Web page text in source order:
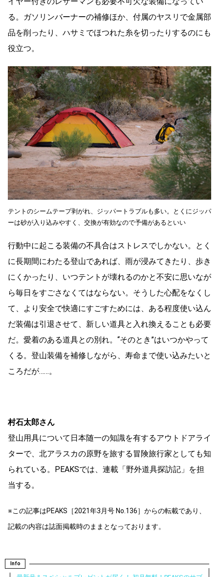
る。ガソリンバーナーの補修ほか、付属のヤスリで金属部
品を削ったり、ハサミでほつれた糸を切ったりするのにも
役立つ。
テントのシームテープ剥がれ、ジッパートラブルも多い。とくにジッパ
ーは砂が入り込みやすく、交換が有効なので予備があるといい
行動中に起こる装備の不具合はストレスでしかない。とく
に長期間にわたる登山であれば、雨が浸みてきたり、歩き
にくかったり、いつテントが壊れるのかと不安に思いなが
ら毎日をすごさなくてはならない。そうした心配をなくし
て、より安全で快適にすごすためには、ある程度使い込ん
だ装備は引退させて、新しい道具と入れ換えることも必要
だ。愛着のある道具との別れ。“そのとき”はいつかやって
くる。登山装備を補修しながら、寿命まで使い込みたいと
ころだが……。
村石太郎さん
登山用具について日本随一の知識を有するアウトドアライ
ターで、北アラスカの原野を旅する冒険旅行家としても知
られている。PEAKSでは、連載「野外道具探訪記」を担
当する。
※この記事はPEAKS［2021年3月号 No.136］からの転載であり、
記載の内容は誌面掲載時のままとなっております。
Info